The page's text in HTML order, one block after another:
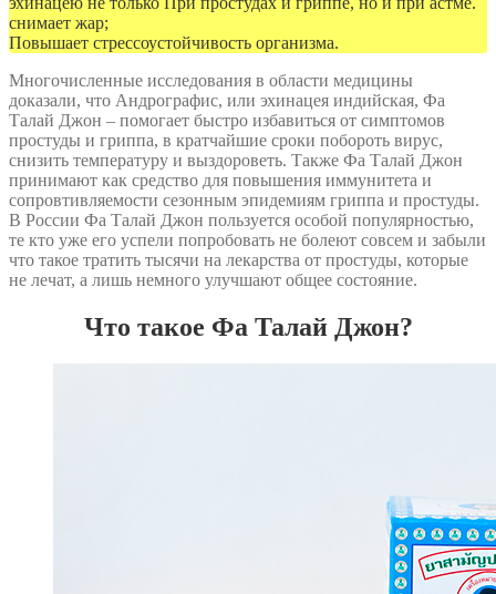
снимает жар;
Повышает стрессоустойчивость организма.
Многочисленные исследования в области медицины
доказали, что Андрографис, или эхинацея индийская, Фа
Талай Джон – помогает быстро избавиться от симптомов
простуды и гриппа, в кратчайшие сроки побороть вирус,
снизить температуру и выздороветь. Также Фа Талай Джон
принимают как средство для повышения иммунитета и
сопровтивляемости сезонным эпидемиям гриппа и простуды.
В России Фа Талай Джон пользуется особой популярностью,
те кто уже его успели попробовать не болеют совсем и забыли
что такое тратить тысячи на лекарства от простуды, которые
не лечат, а лишь немного улучшают общее состояние.
Что такое Фа Талай Джон?